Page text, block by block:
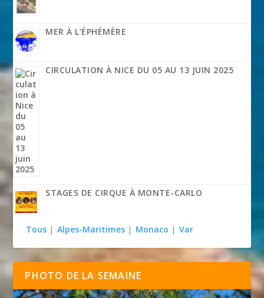
MER À L’ÉPHÉMÈRE
CIRCULATION À NICE DU 05 AU 13 JUIN 2025
STAGES DE CIRQUE À MONTE-CARLO
Tous | Alpes-Maritimes | Monaco | Var
PHOTO DE LA SEMAINE